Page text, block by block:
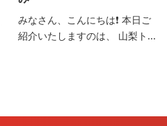
みなさん、こんにちは❗️ 本日ご
紹介いたしますのは、 山梨ト...